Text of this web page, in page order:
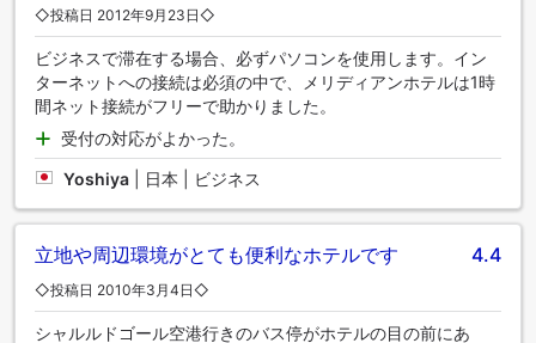
◇投稿日 2012年9月23日◇
ビジネスで滞在する場合、必ずパソコンを使用します。イン
ターネットへの接続は必須の中で、メリディアンホテルは1時
間ネット接続がフリーで助かりました。
受付の対応がよかった。
Yoshiya
日本 | ビジネス
立地や周辺環境がとても便利なホテルです 4.4
◇投稿日 2010年3月4日◇
シャルルドゴール空港行きのバス停がホテルの目の前にあ